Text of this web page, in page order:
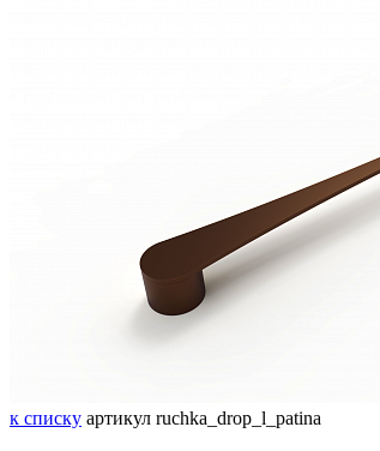
к списку артикул ruchka_drop_l_patina